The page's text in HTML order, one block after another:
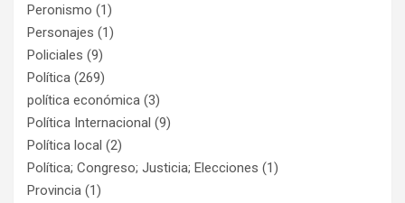
Peronismo (1)
Personajes (1)
Policiales (9)
Política (269)
política económica (3)
Política Internacional (9)
Política local (2)
Política; Congreso; Justicia; Elecciones (1)
Provincia (1)